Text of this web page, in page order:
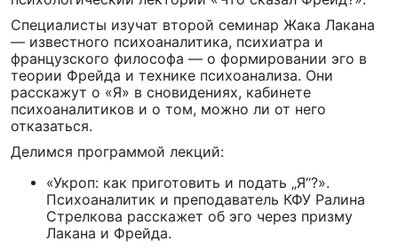
Специалисты изучат второй семинар Жака Лакана
— известного психоаналитика, психиатра и
французского философа — о формировании эго в
теории Фрейда и технике психоанализа. Они
расскажут о «Я» в сновидениях, кабинете
психоаналитиков и о том, можно ли от него
отказаться.
Делимся программой лекций:
«Укроп: как приготовить и подать „Я“?».
Психоаналитик и преподаватель КФУ Ралина
Стрелкова расскажет об эго через призму
Лакана и Фрейда.